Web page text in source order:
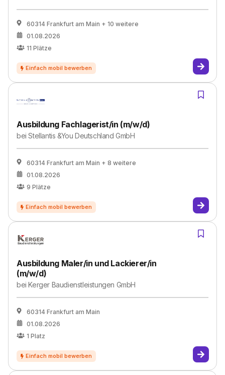
60314 Frankfurt am Main + 10 weitere
01.08.2026
11 Plätze
Ausbildung Fachlagerist/in (m/w/d)
beiStellantis &You Deutschland GmbH
60314 Frankfurt am Main + 8 weitere
01.08.2026
9 Plätze
Ausbildung Maler/in und Lackierer/in
(m/w/d)
beiKerger Baudienstleistungen GmbH
60314 Frankfurt am Main
01.08.2026
1 Platz